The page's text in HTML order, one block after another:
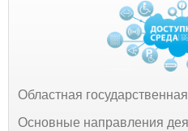
Областная
Основные направления